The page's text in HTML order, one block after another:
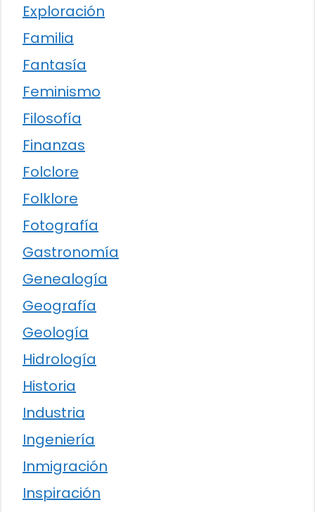
Exploración
Familia
Fantasía
Feminismo
Filosofía
Finanzas
Folclore
Folklore
Fotografía
Gastronomía
Genealogía
Geografía
Geología
Hidrología
Historia
Industria
Ingeniería
Inmigración
Inspiración